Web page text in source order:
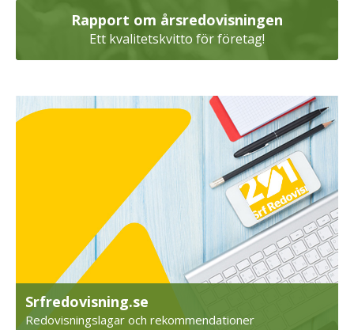
Rapport om årsredovisningen
Ett kvalitetskvitto för företag!
Srfredovisning.se
Redovisningslagar och rekommendationer